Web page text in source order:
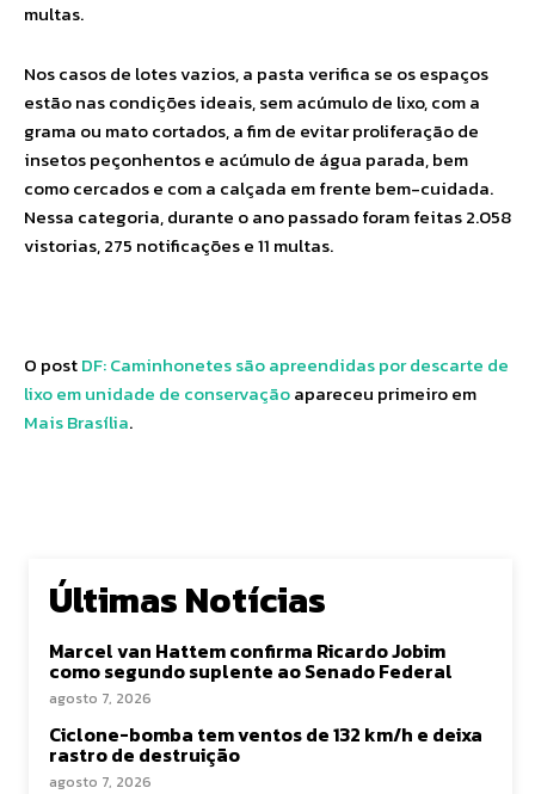
multas.
Nos casos de lotes vazios, a pasta verifica se os espaços
estão nas condições ideais, sem acúmulo de lixo, com a
grama ou mato cortados, a fim de evitar proliferação de
insetos peçonhentos e acúmulo de água parada, bem
como cercados e com a calçada em frente bem-cuidada.
Nessa categoria, durante o ano passado foram feitas 2.058
vistorias, 275 notificações e 11 multas.
O postDF: Caminhonetes são apreendidas por descarte de
lixo em unidade de conservaçãoapareceu primeiro em
Mais Brasília.
Últimas Notícias
Marcel van Hattem confirma Ricardo Jobim
como segundo suplente ao Senado Federal
agosto 7, 2026
Ciclone-bomba tem ventos de 132 km/h e deixa
rastro de destruição
agosto 7, 2026